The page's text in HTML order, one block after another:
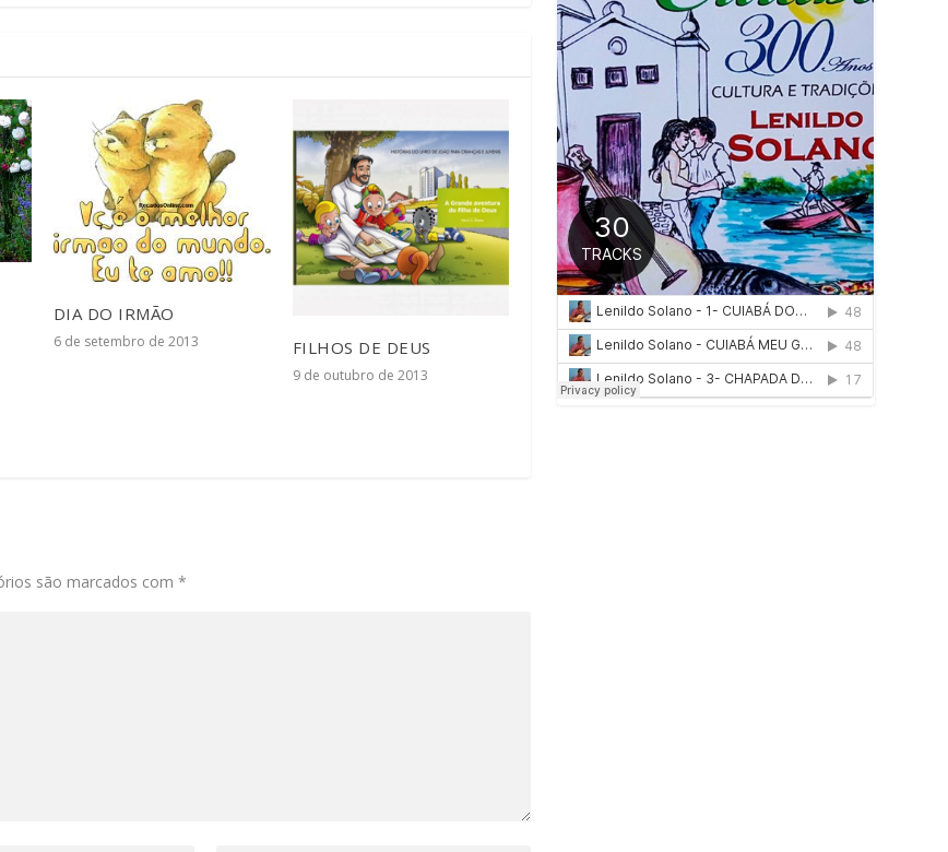
DIA DO IRMÃO
6 de setembro de 2013 FILHOS DE DEUS
9 de outubro de 2013
são marcados com*